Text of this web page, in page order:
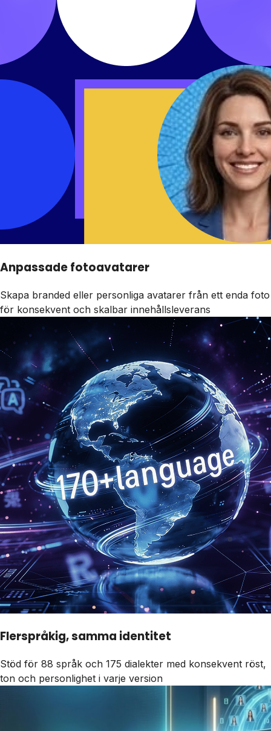
Anpassade fotoavatarer
Skapa branded eller personliga avatarer från ett enda foto
för konsekvent och skalbar innehållsleverans
Flerspråkig, samma identitet
Stöd för 88 språk och 175 dialekter med konsekvent röst,
ton och personlighet i varje version